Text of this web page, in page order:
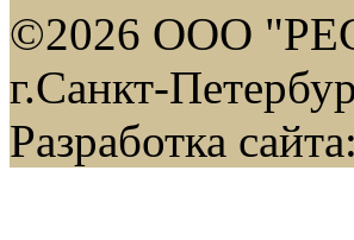
©2026 ООО
г.Санкт-
Разработка сайта: